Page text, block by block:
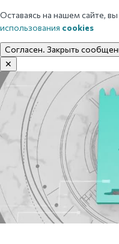
Оставаясь на нашем сайте,
использования cookies
Согласен. Закрыть
✕